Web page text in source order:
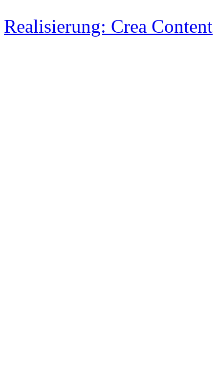
Realisierung: Crea Content